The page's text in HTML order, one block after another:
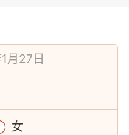
女